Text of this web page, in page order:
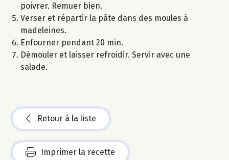
poivrer. Remuer bien.
Verser et répartir la pâte dans des moules à
madeleines.
Enfourner pendant 20 min.
Démouler et laisser refroidir. Servir avec une
salade.
Retour à la liste
Imprimer la recette